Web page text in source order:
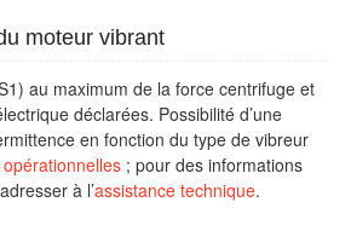
moteur vibrant
au maximum de la force centrifuge et
déclarées. Possibilité d’une
en fonction du type de vibreur
; pour des informations
à l’assistance technique.